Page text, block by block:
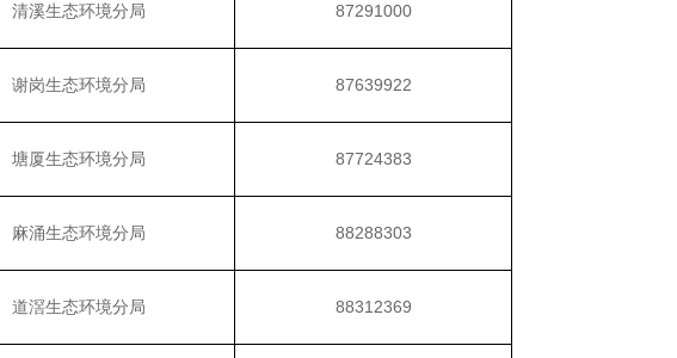
清溪生态环境分局 87291000
谢岗生态环境分局 87639922
塘厦生态环境分局 87724383
麻涌生态环境分局 88288303
道滘生态环境分局 88312369